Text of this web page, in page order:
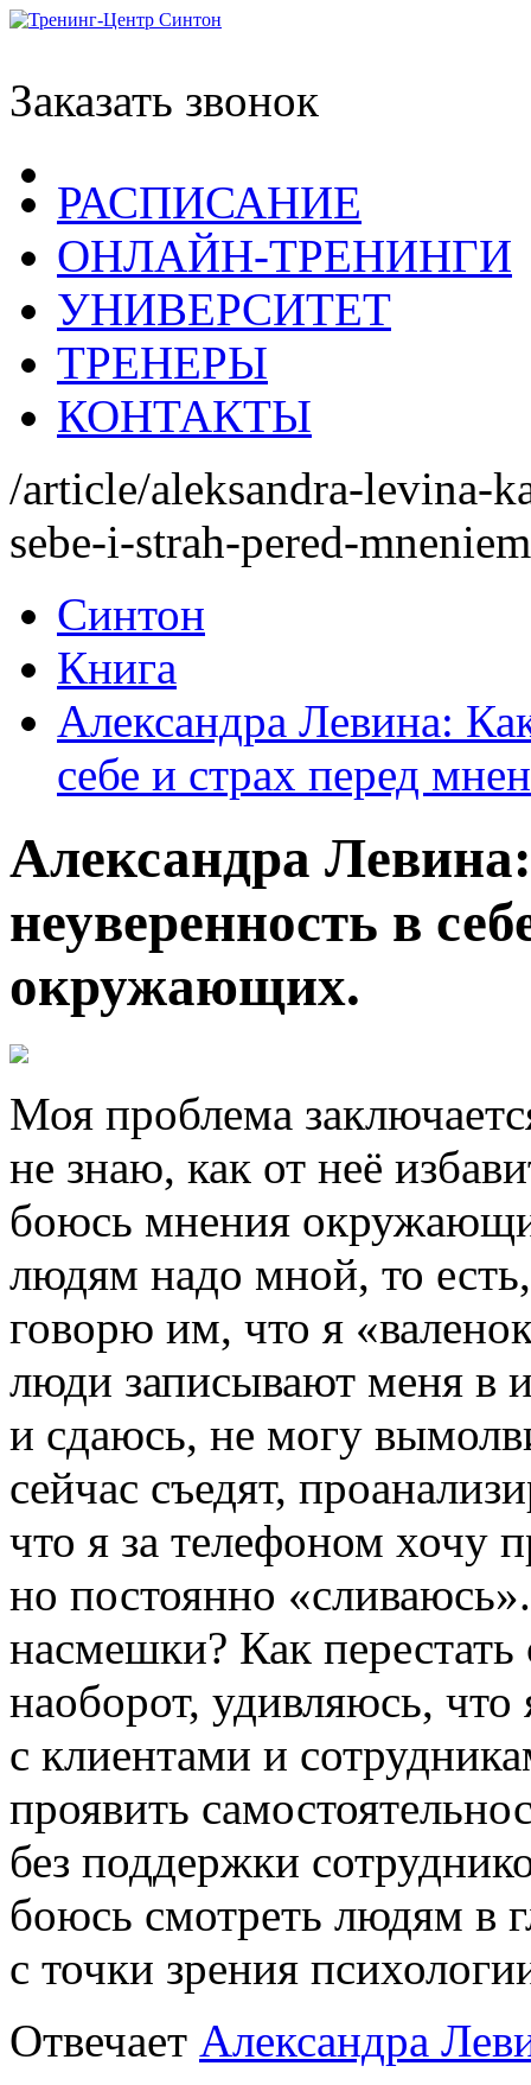
Заказать звонок
РАСПИСАНИЕ
ОНЛАЙН-ТРЕНИНГИ
УНИВЕРСИТЕТ
ТРЕНЕРЫ
КОНТАКТЫ
/article/aleksandra-levina-
sebe-i-strah-pered-
Синтон
Книга
Александра Левина:
себе и страх перед
Александра
неуверенность в
окружающих.
Моя проблема
не знаю, как от неё
боюсь мнения
людям надо мной, то
говорю им, что я
люди записывают меня в
и сдаюсь, не могу
сейчас съедят,
что я за телефоном хочу
но постоянно
насмешки? Как перестать
наоборот, удивляюсь,
с клиентами и
проявить
без поддержки
боюсь смотреть людям в
с точки зрения
Отвечает Александра